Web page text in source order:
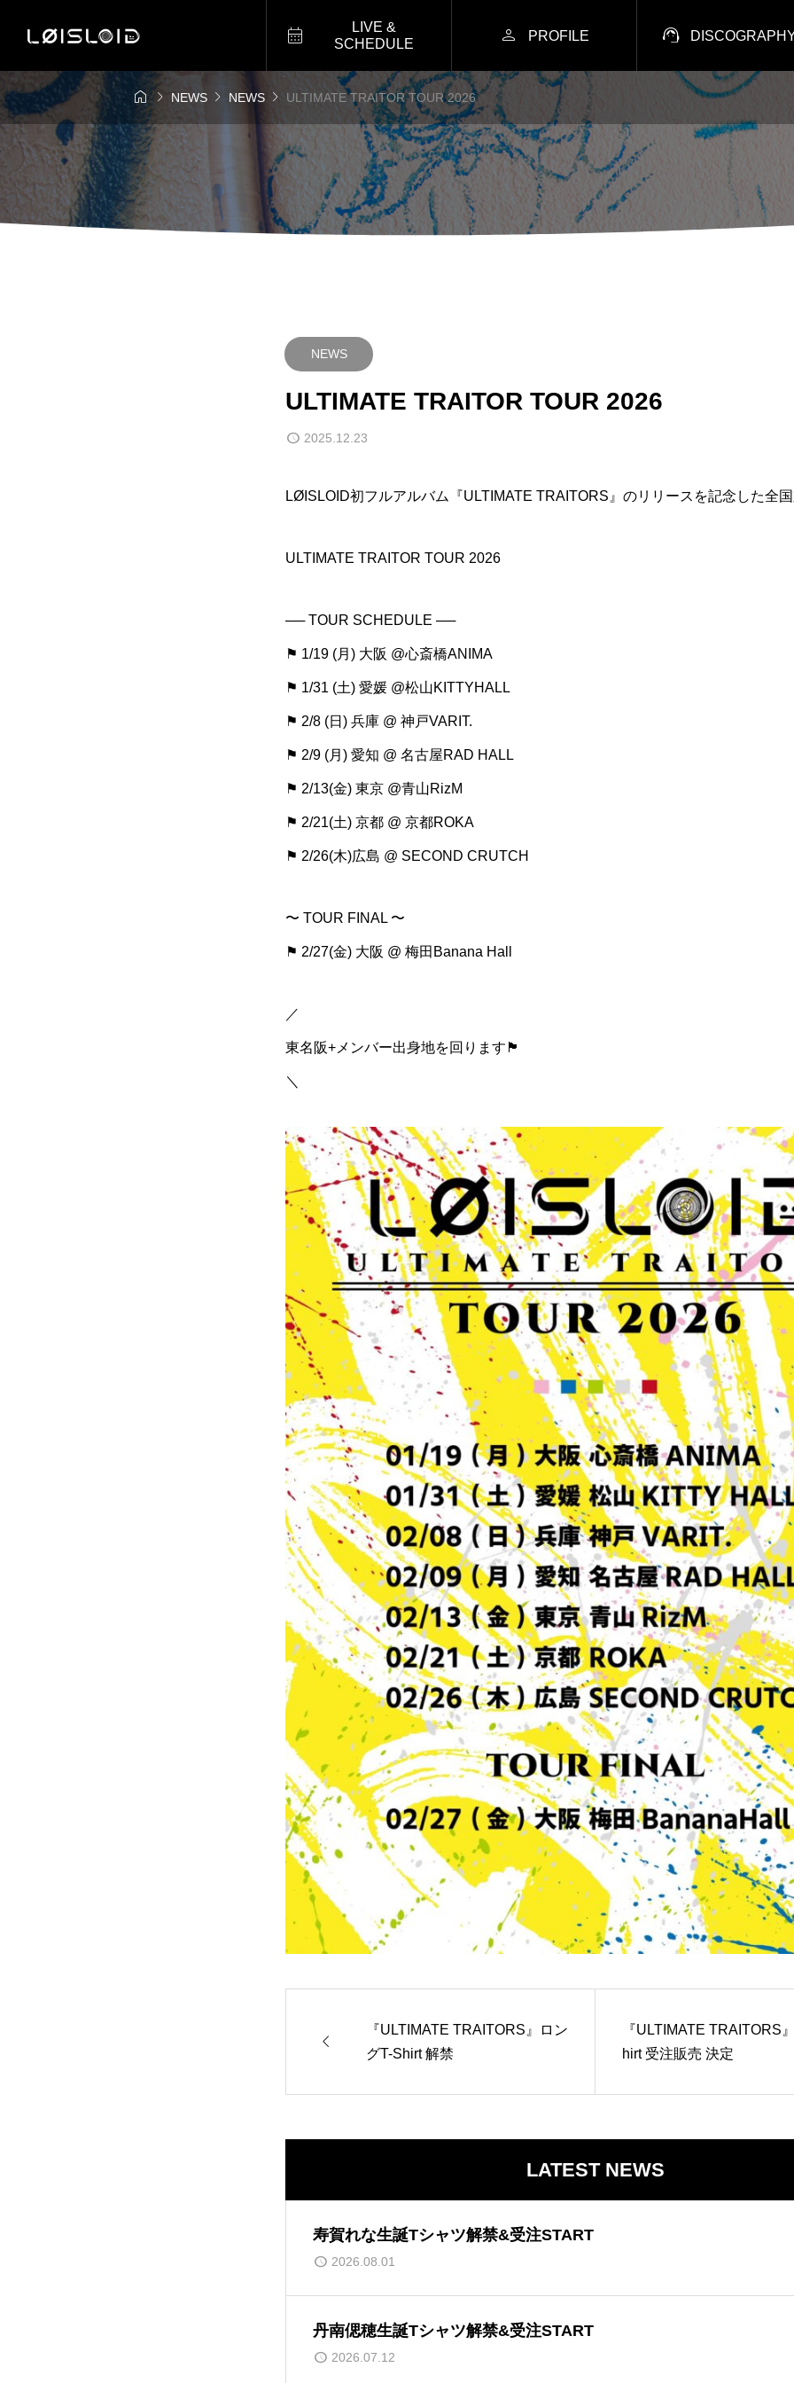

LIVE &
SCHEDULE
 PROFILE 
 NEWS  NEWS  ULTIMATE TRAITOR TOUR 2026
NEWS
ULTIMATE TRAITOR TOUR 2026
2025.12.23
LØISLOID初フルアルバム『ULTIMATE TRAITORS』のリリースを記念した全
ULTIMATE TRAITOR TOUR 2026
── TOUR SCHEDULE ──
⚑ 1/19 (月) 大阪 @心斎橋ANIMA
⚑ 1/31 (土) 愛媛 @松山KITTYHALL
⚑ 2/8 (日) 兵庫 @ 神戸VARIT.
⚑ 2/9 (月) 愛知 @ 名古屋RAD HALL
⚑ 2/13(金) 東京 @青山RizM
⚑ 2/21(土) 京都 @ 京都ROKA
⚑ 2/26(木)広島 @ SECOND CRUTCH
〜 TOUR FINAL 〜
⚑ 2/27(金) 大阪 @ 梅田Banana Hall
／
東名阪+メンバー出身地を回ります🏴
＼

『ULTIMATE TRAITORS』ロン
グT-Shirt 解禁
『ULTIMATE TRAITORS
hirt 受注販売 決定
LATEST NEWS
寿賀れな生誕Tシャツ解禁&受注START
2026.08.01
丹南偲穂生誕Tシャツ解禁&受注START
2026.07.12